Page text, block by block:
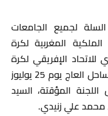
لجميع الجامعات
المغربية لكرة
الإفريقي لكرة
السلة، الذي احتضنته مدينة أبيدجان بساحل العاج يوم 25 يوليوز
المؤقتة، السيد
محمد علي زنيدي.